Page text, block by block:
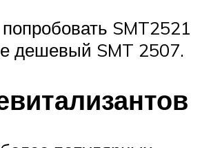
SMT2521
дешевый SMT 2507.